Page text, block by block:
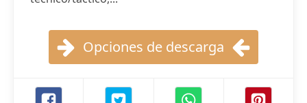
Opciones de descarga